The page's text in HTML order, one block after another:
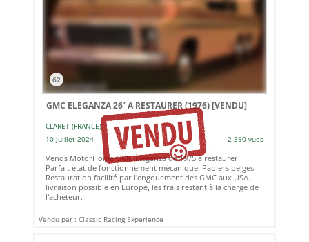
62
GMC ELEGANZA 26′ A RESTAURER (1976)[VENDU]
CLARET (FRANCE)
10 juillet 2024
2 390 vues
Vends MotorHome GMC Eleganza de 1975 à restaurer.
Parfait état de fonctionnement mécanique. Papiers belges.
Restauration facilité par l'engouement des GMC aux USA.
livraison possible en Europe, les frais restant à la charge de
l'acheteur.
Vendu par : Classic Racing Experience